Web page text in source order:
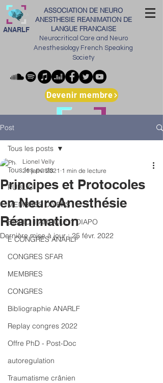
ASSOCIATION DE NEURO
ANESTHESIE REANIMATION DE
LANGUE FRANCAISE
Neurocritical Care and Neuro
Anesthesiology French Speaking
Society
ANARLF
Devenir membre
Post
Tous les posts
PUBLIC
MEMBRES DIVERS
BIBLIO 1 ARTICLE 1 DIAPO
E CONGRES ANARLF
CONGRES SFAR
MEMBRES
CONGRES
Bibliographie ANARLF
Replay congres 2022
Offre PhD - Post-Doc
autoregulation
Traumatisme crânien
Tous les posts
Principes et Protocoles
en NeuroAnesthésie
Réanimation
Lionel Velly
21 janv. 2021 1 min de lecture
Dernière mise à jour :25 févr. 2022